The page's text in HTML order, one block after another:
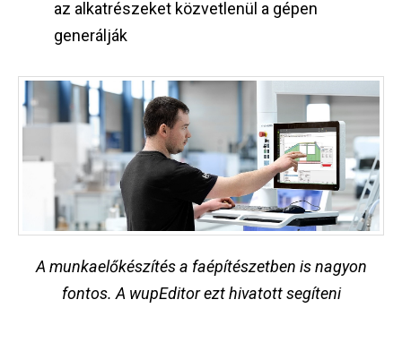
az alkatrészeket közvetlenül a gépen
generálják
A munkaelőkészítés a faépítészetben is nagyon
fontos. A wupEditor ezt hivatott segíteni